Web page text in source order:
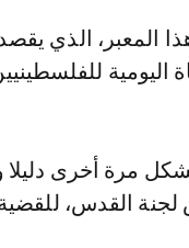
المعبر، الذي
اليومية
مرة أخرى دليلا
القدس،